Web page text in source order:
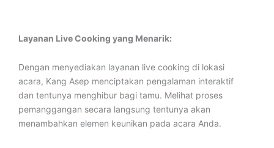
Layanan Live Cooking yang Menarik:
Dengan menyediakan layanan live cooking di lokasi
acara, Kang Asep menciptakan pengalaman interaktif
dan tentunya menghibur bagi tamu. Melihat proses
pemanggangan secara langsung tentunya akan
menambahkan elemen keunikan pada acara Anda.